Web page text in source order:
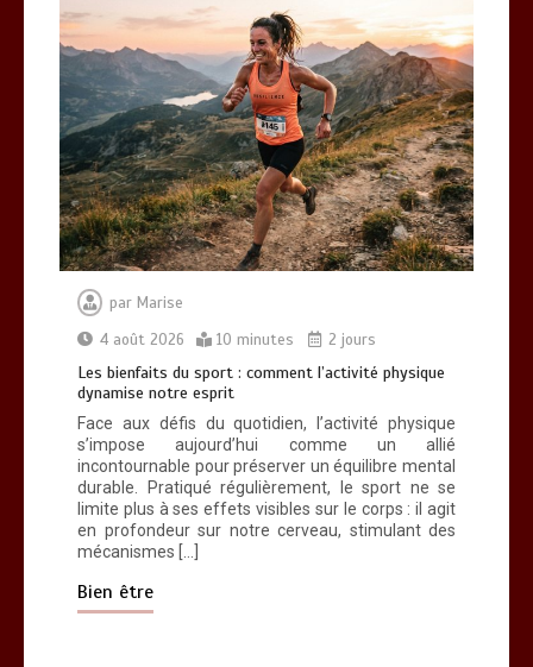
par Marise
4 août 2026
10 minutes 2 jours
Les bienfaits du sport : comment l’activité physique
dynamise notre esprit
Face aux défis du quotidien, l’activité physique
s’impose aujourd’hui comme un allié
incontournable pour préserver un équilibre mental
durable. Pratiqué régulièrement, le sport ne se
limite plus à ses effets visibles sur le corps : il agit
en profondeur sur notre cerveau, stimulant des
mécanismes […]
Bien être